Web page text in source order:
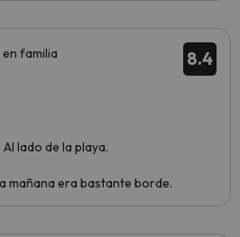
8.4
familia
lado de la playa.
mañana era bastante borde.